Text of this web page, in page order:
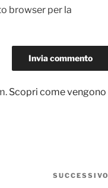
browser per la
Scopri come vengono
SUCCESSIVO